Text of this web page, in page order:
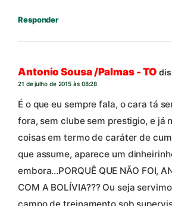
Responder
Antonio Sousa /Palmas - TO
21 de julho de 2015 às 08:28
É o que eu sempre fala, o cara tá
fora, sem clube sem prestigio, e já
coisas em termo de caráter de
que assume, aparece um
embora…PORQUÊ QUE NÃO FOI,
COM A BOLÍVIA??? Ou seja
campo de treinamento sob